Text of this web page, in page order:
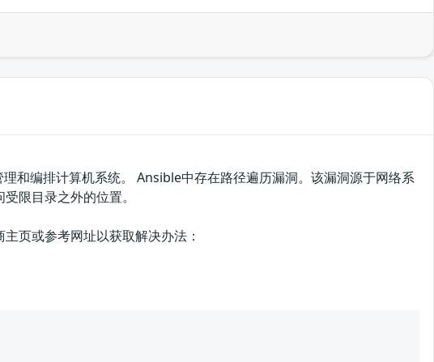
和编排计算机系统。 Ansible中存在路径遍历漏洞。该漏洞源于网络系
限目录之外的位置。
页或参考网址以获取解决办法：